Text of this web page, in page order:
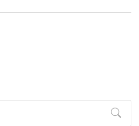
lokalnej fauny. Zasoby te są